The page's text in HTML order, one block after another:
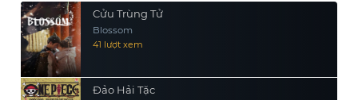
Cửu Trùng Tử
Blossom
41 lượt xem
Đảo Hải Tặc